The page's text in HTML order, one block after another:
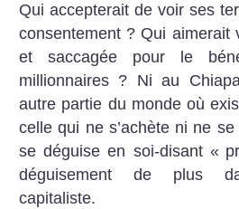
Qui accepterait de voir ses
consentement ? Qui aimerait
et saccagée pour le
millionnaires ? Ni au
autre partie du monde où
celle qui ne s’achète ni ne
se déguise en soi-disant «
déguisement de plus
capitaliste.